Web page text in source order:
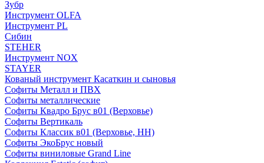
Зубр
Инструмент OLFA
Инструмент PL
Сибин
STEHER
Инструмент NOX
STAYER
Кованый инструмент Касаткин и сыновья
Софиты Металл и ПВХ
Софиты металлические
Софиты Квадро Брус в01 (Верховье)
Софиты Вертикаль
Софиты Классик в01 (Верховье, НН)
Софиты ЭкоБрус новый
Софиты виниловые Grand Line